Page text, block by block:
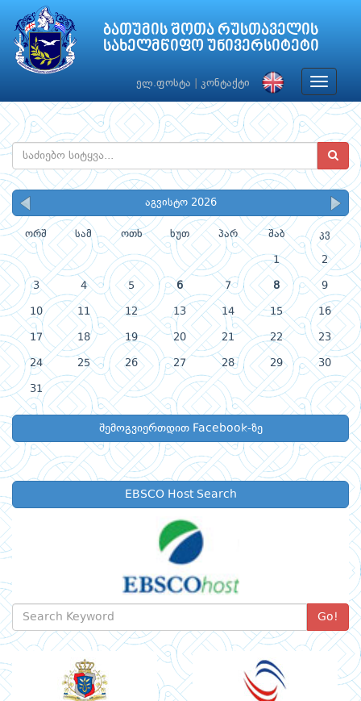
ბათუმის შოთა რუსთაველის
სახელმწიფო უნივერსიტეტი
ელ.ფოსტა კონტაქტი
Toggle
აგვისტო 2026
ორშ სამ ოთხ ხუთ პარ შაბ კვ
1 2
3 4 5 6 7 8 9
10 11 12 13 14 15 16
17 18 19 20 21 22 23
24 25 26 27 28 29 30
31
შემოგვიერთდით Facebook-ზე
EBSCO Host Search
Go!